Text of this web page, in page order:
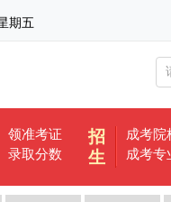
期五
领准考证
录取分数
招
生
成考院
成考专